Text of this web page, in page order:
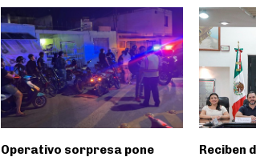
Operativo sorpresa pone Reciben